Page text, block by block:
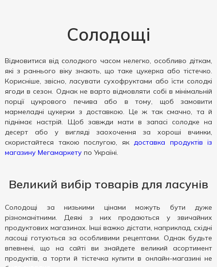
Солодощі
Відмовитися від солодкого часом нелегко, особливо діткам,
які з раннього віку знають, що таке цукерка або тістечко.
Корисніше, звісно, ласувати сухофруктами або їсти солодкі
ягоди в сезон. Однак не варто відмовляти собі в мінімальній
порції цукрового печива або в тому, щоб замовити
мармеладні цукерки з доставкою. Це ж так смачно, та й
піднімає настрій. Щоб завжди мати в запасі солодке на
десерт або у вигляді заохочення за хороші вчинки,
скористайтеся такою послугою, як доставка продуктів із
магазину Мегамаркету по Україні.
Великий вибір товарів для ласунів
Солодощі за низькими цінами можуть бути дуже
різноманітними. Деякі з них продаються у звичайних
продуктових магазинах. Інші важко дістати, наприклад, східні
ласощі готуються за особливими рецептами. Однак будьте
впевнені, що на сайті ви знайдете великий асортимент
продуктів, а торти й тістечка купити в онлайн-магазині не